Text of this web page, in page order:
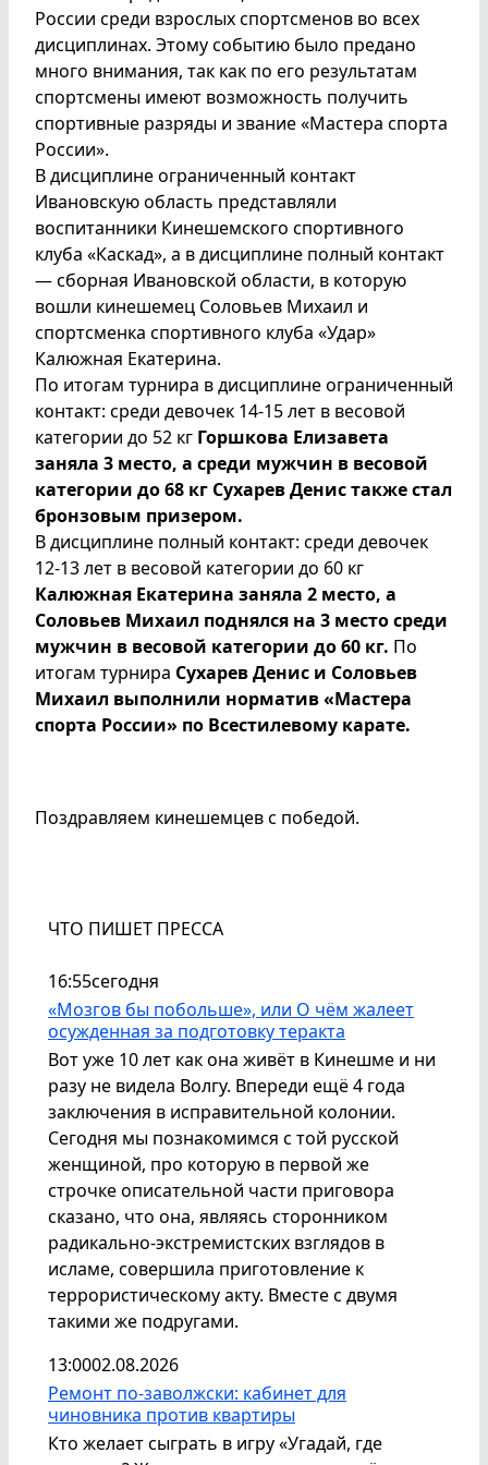
России среди взрослых спортсменов во всех
дисциплинах. Этому событию было предано
много внимания, так как по его результатам
спортсмены имеют возможность получить
спортивные разряды и звание «Мастера спорта
России».
В дисциплине ограниченный контакт
Ивановскую область представляли
воспитанники Кинешемского спортивного
клуба «Каскад», а в дисциплине полный контакт
— сборная Ивановской области, в которую
вошли кинешемец Соловьев Михаил и
спортсменка спортивного клуба «Удар»
Калюжная Екатерина.
По итогам турнира в дисциплине ограниченный
контакт: среди девочек 14-15 лет в весовой
категории до 52 кг Горшкова Елизавета
заняла 3 место, а среди мужчин в весовой
категории до 68 кг Сухарев Денис также стал
бронзовым призером.
В дисциплине полный контакт: среди девочек
12-13 лет в весовой категории до 60 кг
Калюжная Екатерина заняла 2 место, а
Соловьев Михаил поднялся на 3 место среди
мужчин в весовой категории до 60 кг. По
итогам турнира Сухарев Денис и Соловьев
Михаил выполнили норматив «Мастера
спорта России» по Всестилевому карате.
Поздравляем кинешемцев с победой.
ЧТО ПИШЕТ ПРЕССА
16:55сегодня
«Мозгов бы побольше», или О чём жалеет
осужденная за подготовку теракта
Вот уже 10 лет как она живёт в Кинешме и ни
разу не видела Волгу. Впереди ещё 4 года
заключения в исправительной колонии.
Сегодня мы познакомимся с той русской
женщиной, про которую в первой же
строчке описательной части приговора
сказано, что она, являясь сторонником
радикально-экстремистских взглядов в
исламе, совершила приготовление к
террористическому акту. Вместе с двумя
такими же подругами.
13:0002.08.2026
Ремонт по-заволжски: кабинет для
чиновника против квартиры
Кто желает сыграть в игру «Угадай, где